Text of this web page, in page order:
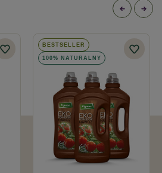
BESTSELLER
100% NATURALNY